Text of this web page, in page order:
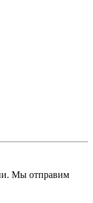
Мы отправим